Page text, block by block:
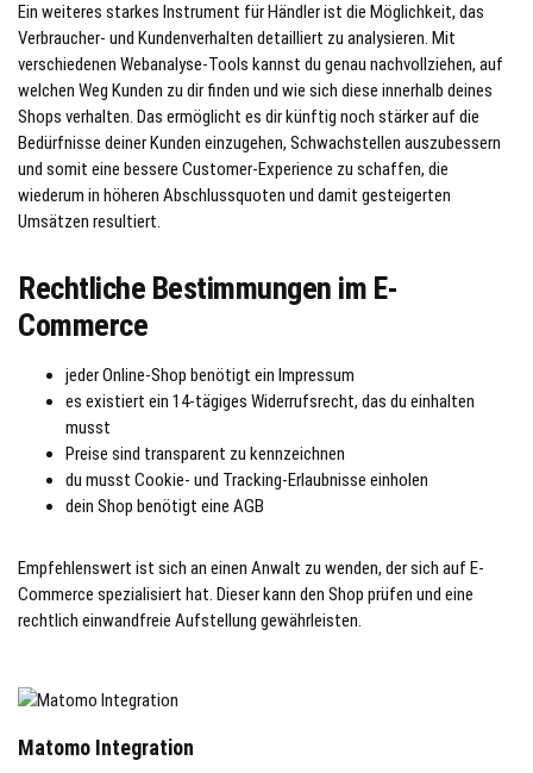
Ein weiteres starkes Instrument für Händler ist die Möglichkeit, das
Verbraucher- und Kundenverhalten detailliert zu analysieren. Mit
verschiedenen Webanalyse-Tools kannst du genau nachvollziehen, auf
welchen Weg Kunden zu dir finden und wie sich diese innerhalb deines
Shops verhalten. Das ermöglicht es dir künftig noch stärker auf die
Bedürfnisse deiner Kunden einzugehen, Schwachstellen auszubessern
und somit eine bessere Customer-Experience zu schaffen, die
wiederum in höheren Abschlussquoten und damit gesteigerten
Umsätzen resultiert.
Rechtliche Bestimmungen im E-
Commerce
jeder Online-Shop benötigt ein Impressum
es existiert ein 14-tägiges Widerrufsrecht, das du einhalten
musst
Preise sind transparent zu kennzeichnen
du musst Cookie- und Tracking-Erlaubnisse einholen
dein Shop benötigt eine AGB
Empfehlenswert ist sich an einen Anwalt zu wenden, der sich auf E-
Commerce spezialisiert hat. Dieser kann den Shop prüfen und eine
rechtlich einwandfreie Aufstellung gewährleisten.
Matomo Integration